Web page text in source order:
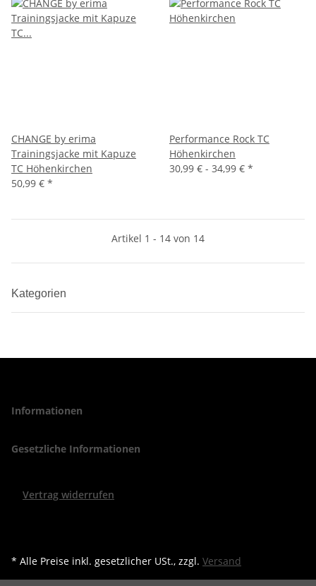
CHANGE by erima
Trainingsjacke mit Kapuze
TC Höhenkirchen
50,99 € *
Performance Rock TC
Höhenkirchen
30,99 € - 34,99 € *
Artikel 1 - 14 von 14
Kategorien
Informationen
Gesetzliche Informationen
Vertrag widerrufen
* Alle Preise inkl. gesetzlicher USt., zzgl. Versand